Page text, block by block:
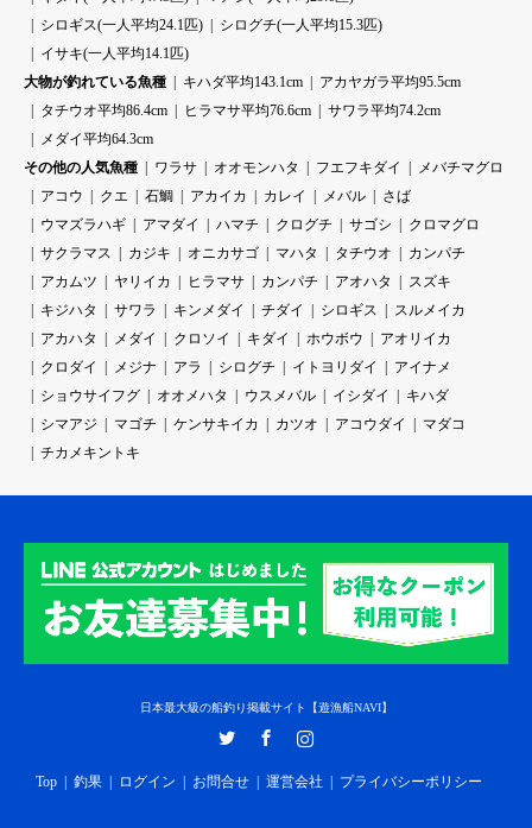
シロギス(一人平均24.1匹)
シログチ(一人平均15.3匹)
イサキ(一人平均14.1匹)
大物が釣れている魚種
キハダ平均143.1cm
アカヤガラ平均95.5cm
タチウオ平均86.4cm
ヒラマサ平均76.6cm
サワラ平均74.2cm
メダイ平均64.3cm
その他の人気魚種
ワラサ オオモンハタ フエフキダイ
メバチマグロ
アコウ
クエ 石鯛 アカイカ カレイ メバル
さば
ウマズラハギ
アマダイ ハマチ クログチ サゴシ
クロマグロ
サクラマス
カジキ オニカサゴ マハタ タチウオ
カンパチ
アカムツ
ヤリイカ ヒラマサ カンパチ アオハタ
スズキ
キジハタ
サワラ キンメダイ チダイ シロギス
スルメイカ
アカハタ
メダイ クロソイ キダイ ホウボウ
アオリイカ
クロダイ
メジナ アラ シログチ イトヨリダイ
アイナメ
ショウサイフグ
オオメハタ ウスメバル イシダイ
キハダ
シマアジ
マゴチ ケンサキイカ カツオ アコウダイ
マダコ
チカメキントキ
日本最大級の船釣り掲載サイト【遊漁船NAVI】
Top 釣果 ログイン お問合せ 運営会社 プライバシーポリシー